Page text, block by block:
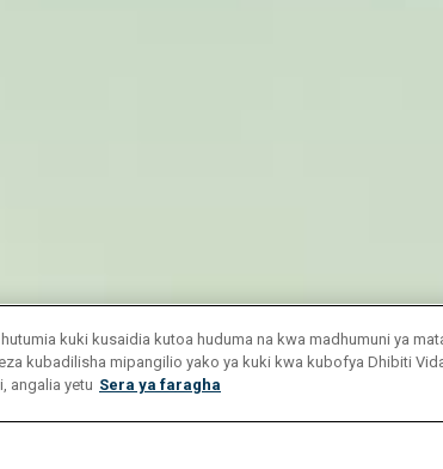
kuki kusaidia kutoa huduma na kwa madhumuni ya
kubadilisha mipangilio yako ya kuki kwa kubofya Dhibiti
angalia yetu Sera ya faragha